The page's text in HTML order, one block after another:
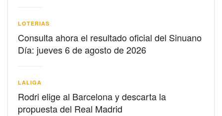
LOTERIAS
Consulta ahora el resultado oficial del Sinuano
Día: jueves 6 de agosto de 2026
LALIGA
Rodri elige al Barcelona y descarta la
propuesta del Real Madrid